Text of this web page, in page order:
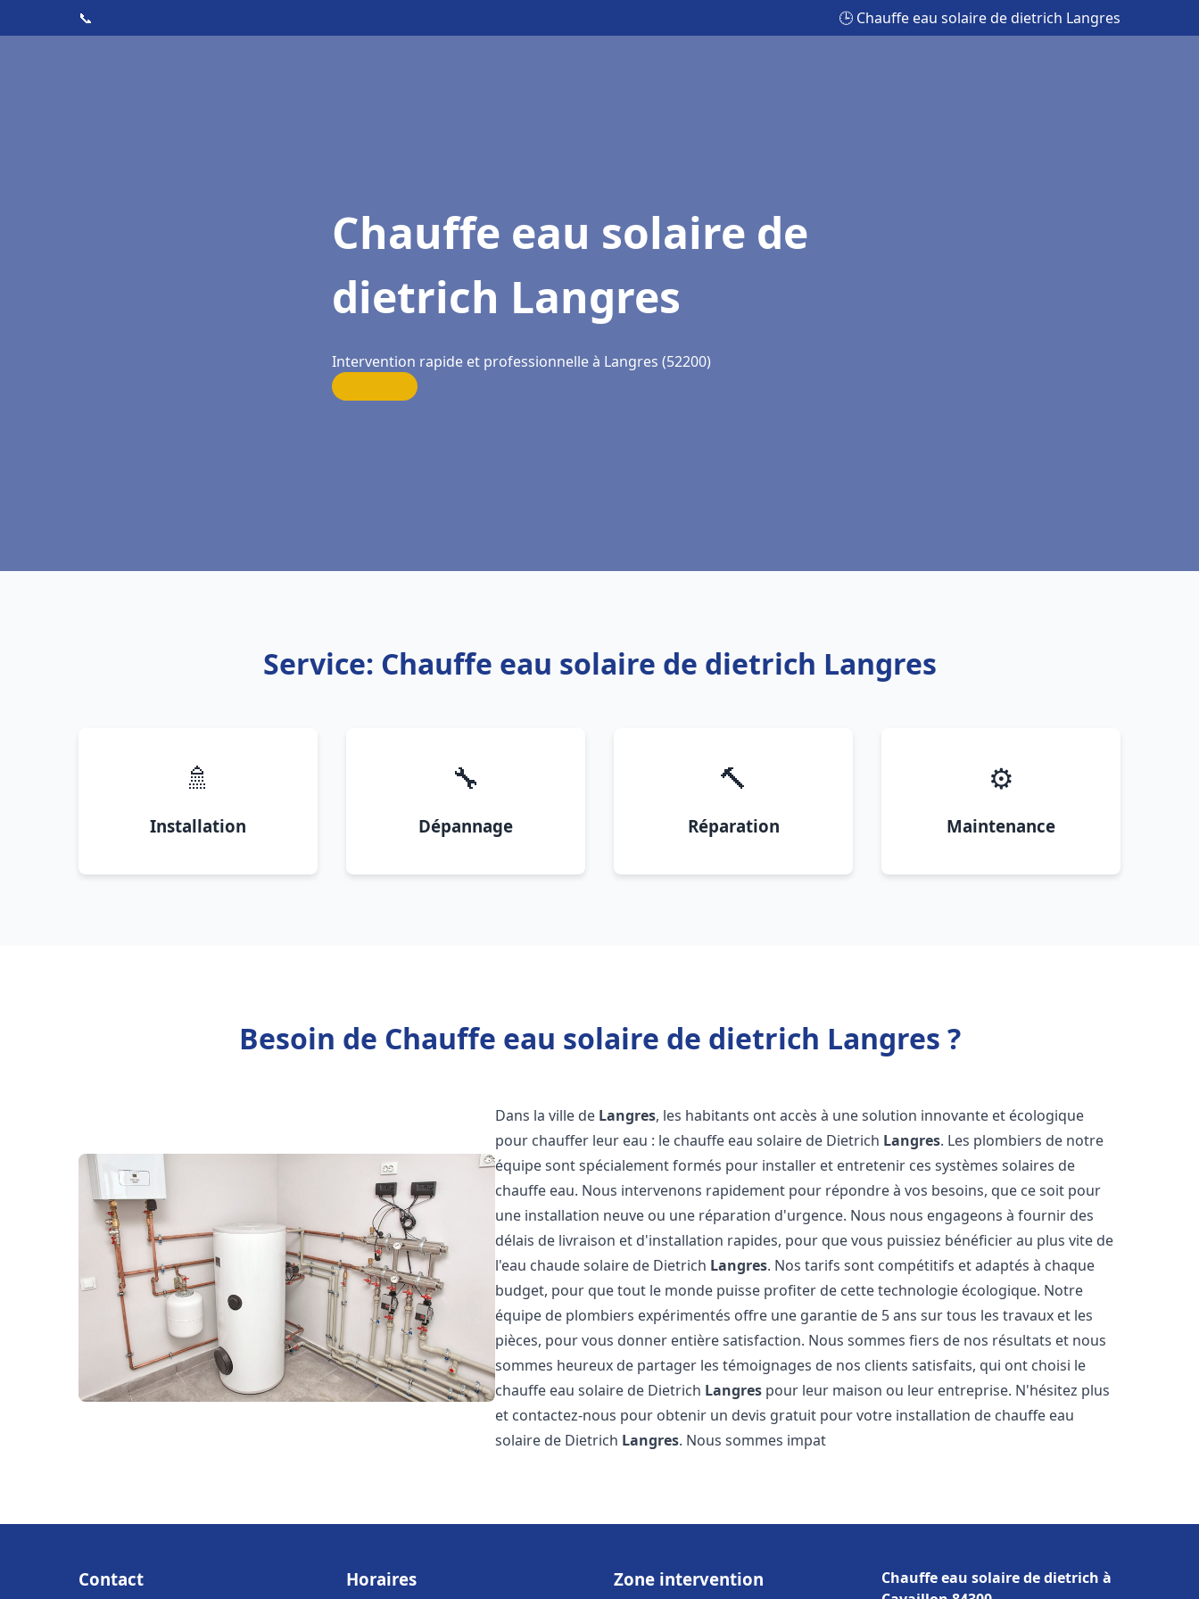
📞 🕒 Chauffe eau solaire de dietrich Langres
Chauffe eau solaire de
dietrich Langres
Intervention rapide et professionnelle à Langres (52200)
Service: Chauffe eau solaire de dietrich Langres
🚿
Installation
🔧
Dépannage
🔨
Réparation
⚙️
Maintenance
Besoin de Chauffe eau solaire de dietrich Langres ?
Dans la ville de Langres, les habitants ont accès à une solution innovante et écologique
pour chauffer leur eau : le chauffe eau solaire de Dietrich Langres. Les plombiers de notre
équipe sont spécialement formés pour installer et entretenir ces systèmes solaires de
chauffe eau. Nous intervenons rapidement pour répondre à vos besoins, que ce soit pour
une installation neuve ou une réparation d'urgence. Nous nous engageons à fournir des
délais de livraison et d'installation rapides, pour que vous puissiez bénéficier au plus vite de
l'eau chaude solaire de Dietrich Langres. Nos tarifs sont compétitifs et adaptés à chaque
budget, pour que tout le monde puisse profiter de cette technologie écologique. Notre
équipe de plombiers expérimentés offre une garantie de 5 ans sur tous les travaux et les
pièces, pour vous donner entière satisfaction. Nous sommes fiers de nos résultats et nous
sommes heureux de partager les témoignages de nos clients satisfaits, qui ont choisi le
chauffe eau solaire de Dietrich Langres pour leur maison ou leur entreprise. N'hésitez plus
et contactez-nous pour obtenir un devis gratuit pour votre installation de chauffe eau
solaire de Dietrich Langres. Nous sommes impat
Contact Horaires Zone intervention
Chauffe eau solaire de dietrich à